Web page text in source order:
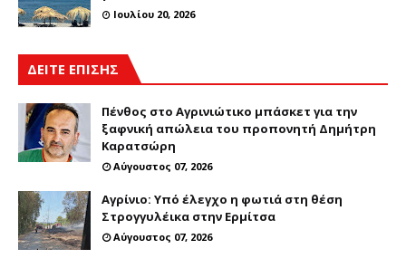
Ιουλίου 20, 2026
ΔΕΙΤΕ ΕΠΙΣΗΣ
Πένθος στο Αγρινιώτικο μπάσκετ για την
ξαφνική απώλεια του προπονητή Δημήτρη
Καρατσώρη
Αύγουστος 07, 2026
Αγρίνιο: Υπό έλεγχο η φωτιά στη θέση
Στρογγυλέικα στην Ερμίτσα
Αύγουστος 07, 2026